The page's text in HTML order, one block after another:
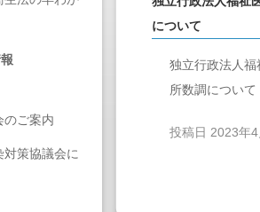
のご案内
策協議会に
について
独立行政法人
所数調について
投稿日 2023年